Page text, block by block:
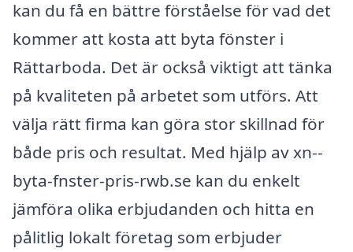
kan du få en bättre förståelse för vad det
kommer att kosta att byta fönster i
Rättarboda. Det är också viktigt att tänka
på kvaliteten på arbetet som utförs. Att
välja rätt firma kan göra stor skillnad för
både pris och resultat. Med hjälp av xn--
byta-fnster-pris-rwb.se kan du enkelt
jämföra olika erbjudanden och hitta en
pålitlig lokalt företag som erbjuder